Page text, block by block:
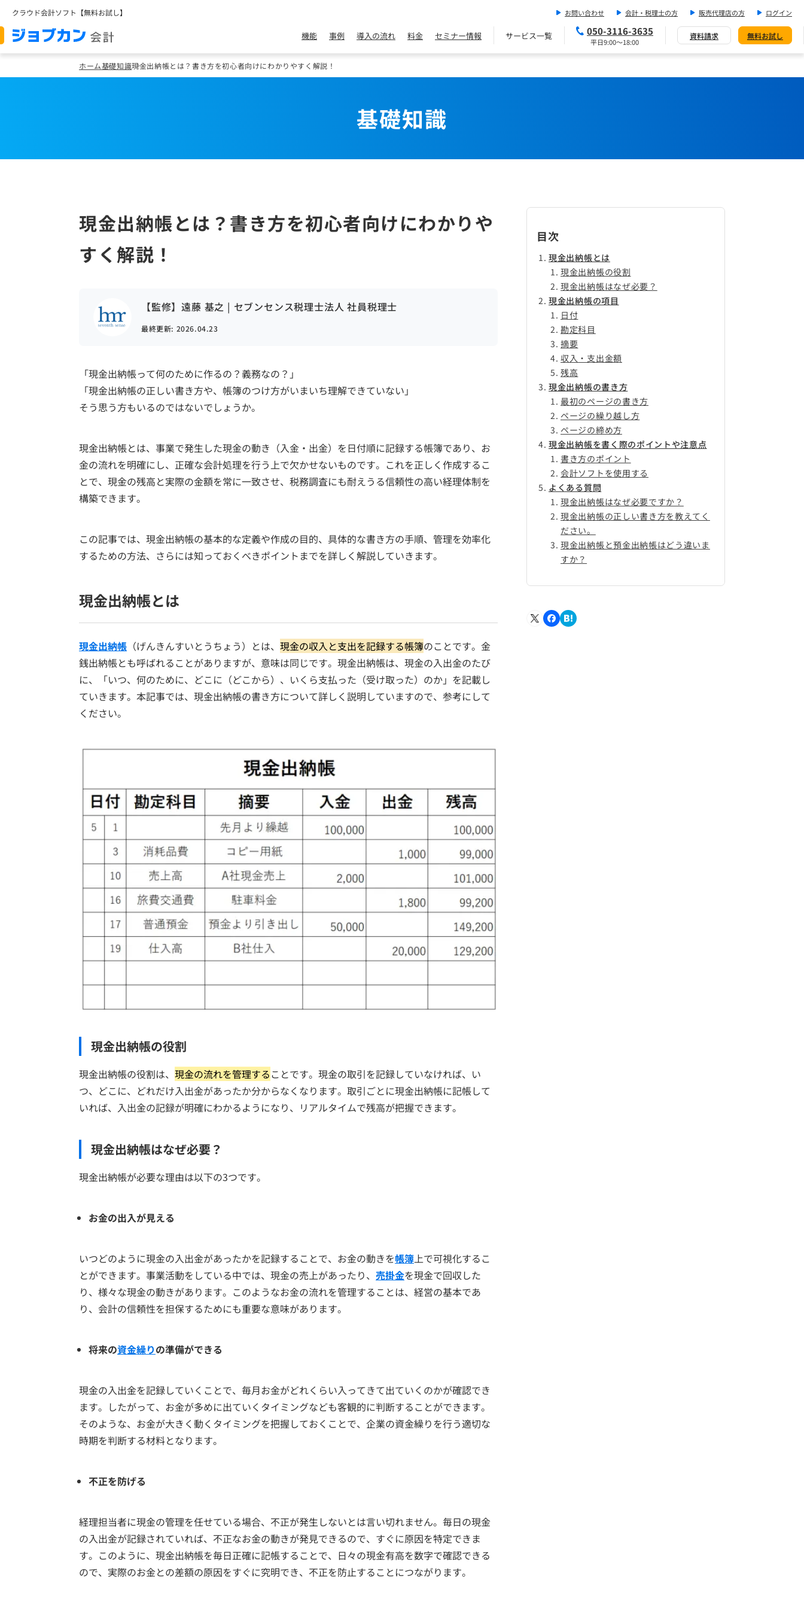
クラウド会計ソフト【無料お試し】 お問い合わせ 会計・税理士の方 販売代理店の方 ログイン
機能 事例 導入の流れ 料金 セミナー情報 サービス一覧 050-3116-3635
平日9:00～18:00
資料請求 無料お試し
ホーム基礎知識現金出納帳とは？書き方を初心者向けにわかりやすく解説！
基礎知識
現金出納帳とは？書き方を初心者向けにわかりや
すく解説！
【監修】遠藤 基之 | セブンセンス税理士法人 社員税理士
最終更新: 2026.04.23
「現金出納帳って何のために作るの？義務なの？」
「現金出納帳の正しい書き方や、帳簿のつけ方がいまいち理解できていない」
そう思う方もいるのではないでしょうか。
現金出納帳とは、事業で発生した現金の動き（入金・出金）を日付順に記録する帳簿であり、お
金の流れを明確にし、正確な会計処理を行う上で欠かせないものです。これを正しく作成するこ
とで、現金の残高と実際の金額を常に一致させ、税務調査にも耐えうる信頼性の高い経理体制を
構築できます。
この記事では、現金出納帳の基本的な定義や作成の目的、具体的な書き方の手順、管理を効率化
するための方法、さらには知っておくべきポイントまでを詳しく解説していきます。
現金出納帳とは
現金出納帳 （げんきんすいとうちょう）とは、 現金の収入と支出を記録する帳簿のことです。金
銭出納帳とも呼ばれることがありますが、意味は同じです。現金出納帳は、現金の入出金のたび
に、「いつ、何のために、どこに（どこから）、いくら支払った（受け取った）のか」を記載し
ていきます。本記事では、現金出納帳の書き方について詳しく説明していますので、参考にして
ください。
現金出納帳の役割
現金出納帳の役割は、 現金の流れを管理することです。現金の取引を記録していなければ、い
つ、どこに、どれだけ入出金があったか分からなくなります。取引ごとに現金出納帳に記帳して
いれば、入出金の記録が明確にわかるようになり、リアルタイムで残高が把握できます。
現金出納帳はなぜ必要？
現金出納帳が必要な理由は以下の3つです。
お金の出入が見える
いつどのように現金の入出金があったかを記録することで、お金の動きを帳簿上で可視化するこ
とができます。事業活動をしている中では、現金の売上があったり、 売掛金を現金で回収した
り、様々な現金の動きがあります。このようなお金の流れを管理することは、経営の基本であ
り、会計の信頼性を担保するためにも重要な意味があります。
将来の資金繰りの準備ができる
現金の入出金を記録していくことで、毎月お金がどれくらい入ってきて出ていくのかが確認でき
ます。したがって、お金が多めに出ていくタイミングなども客観的に判断することができます。
そのような、お金が大きく動くタイミングを把握しておくことで、企業の資金繰りを行う適切な
時期を判断する材料となります。
不正を防げる
経理担当者に現金の管理を任せている場合、不正が発生しないとは言い切れません。毎日の現金
の入出金が記録されていれば、不正なお金の動きが発見できるので、すぐに原因を特定できま
す。このように、現金出納帳を毎日正確に記帳することで、日々の現金有高を数字で確認できる
ので、実際のお金との差額の原因をすぐに究明でき、不正を防止することにつながります。
目次
現金出納帳とは
現金出納帳の役割
現金出納帳はなぜ必要？
現金出納帳の項目
日付
勘定科目
摘要
収入・支出金額
残高
現金出納帳の書き方
最初のページの書き方
ページの繰り越し方
ページの締め方
現金出納帳を書く際のポイントや注意点
書き方のポイント
会計ソフトを使用する
よくある質問
現金出納帳はなぜ必要ですか？
現金出納帳の正しい書き方を教えてく
ださい。
現金出納帳と預金出納帳はどう違いま
すか？